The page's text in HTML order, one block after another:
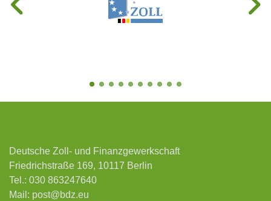
Deutsche Zoll- und Finanzgewerkschaft
Friedrichstraße 169, 10117 Berlin
Tel.: 030 863247640
Mail: post@bdz.eu